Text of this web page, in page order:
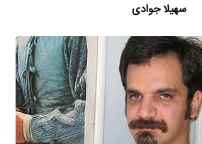
سهیلا جوادی